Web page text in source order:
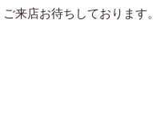
ご来店お待ちしております。